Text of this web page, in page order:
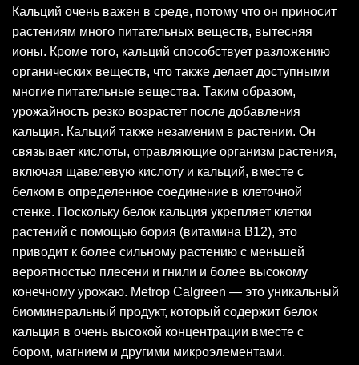
Кальций очень важен в среде, потому что он приносит
растениям много питательных веществ, вытесняя
ионы. Кроме того, кальций способствует разложению
органических веществ, что также делает доступными
многие питательные вещества. Таким образом,
урожайность резко возрастет после добавления
кальция. Кальций также незаменим в растении. Он
связывает кислоты, отравляющие организм растения,
включая щавелевую кислоту и кальций, вместе с
белком в определенное соединение в клеточной
стенке. Поскольку белок кальция укрепляет клетки
растений с помощью бория (витамина B12), это
приводит к более сильному растению с меньшей
вероятностью плесени и гнили и более высокому
конечному урожаю. Metrop Calgreen — это уникальный
биоминеральный продукт, который содержит белок
кальция в очень высокой концентрации вместе с
бором, магнием и другими микроэлементами.